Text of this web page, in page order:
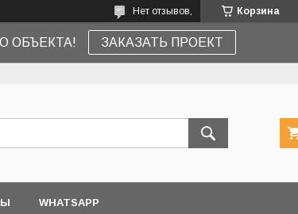
Корзина
Нет отзывов,
ОБЪЕКТА! ЗАКАЗАТЬ ПРОЕКТ
WHATSAPP